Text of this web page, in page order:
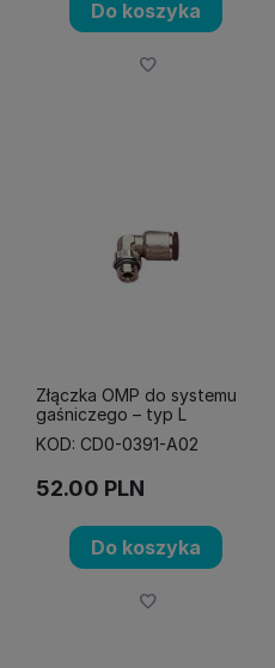
Do koszyka
Złączka OMP do systemu
gaśniczego – typ L
KOD: CD0-0391-A02
52.00 PLN
Do koszyka